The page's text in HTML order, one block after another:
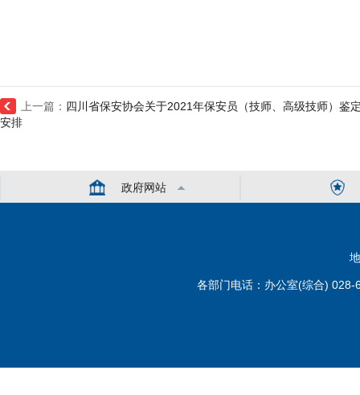
上一篇： 四川省保安协会关于2021年保安员（技师、高级技师）鉴
安排
政府网站
各部门电话：办公室(综合)